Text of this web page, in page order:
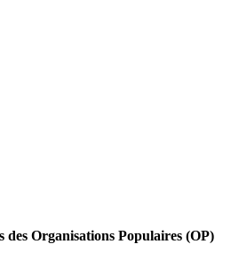
des Organisations Populaires (OP)